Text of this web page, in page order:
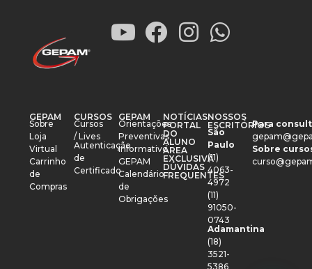
GEPAM
Sobre
Loja
Virtual
Carrinho
de
Compras
CURSOS
Cursos
/ Lives
Autenticação
de
Certificado
GEPAM
Orientações
Preventivas
Informativo
GEPAM
Calendário
de
Obrigações
NOTÍCIAS
PORTAL
DO
ALUNO
ÁREA
EXCLUSIVA
DÚVIDAS
FREQUENTES
NOSSOS
ESCRITÓRIOS
São
Paulo
(11)
4063-
4972
(11)
91050-
0743
Adamantina
(18)
3521-
5386
Para
Sobre